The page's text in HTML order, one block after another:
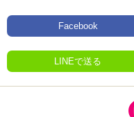
Facebook
LINEで送る